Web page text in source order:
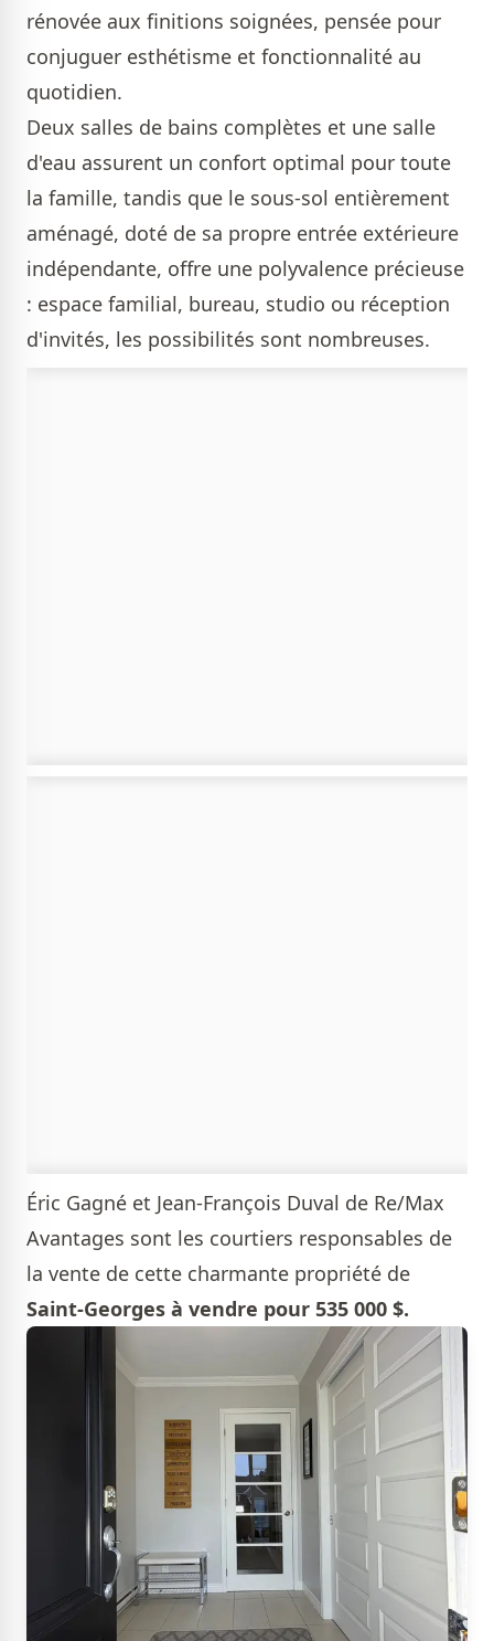
rénovée aux finitions soignées, pensée pour
conjuguer esthétisme et fonctionnalité au
quotidien.
Deux salles de bains complètes et une salle
d'eau assurent un confort optimal pour toute
la famille, tandis que le sous-sol entièrement
aménagé, doté de sa propre entrée extérieure
indépendante, offre une polyvalence précieuse
: espace familial, bureau, studio ou réception
d'invités, les possibilités sont nombreuses.
Éric Gagné et Jean-François Duval de Re/Max
Avantages sont les courtiers responsables de
la vente de cette charmante propriété de
Saint-Georges à vendre pour 535 000 $.